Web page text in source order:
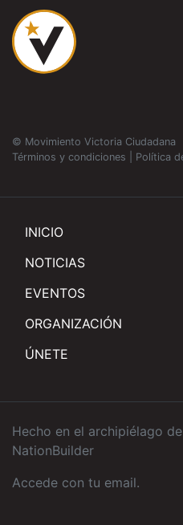
© Movimiento Victoria Ciudadana
Términos y condiciones
Política
INICIO
NOTICIAS
EVENTOS
ORGANIZACIÓN
ÚNETE
Hecho en el archipiélago
NationBuilder
Accede con tu email.